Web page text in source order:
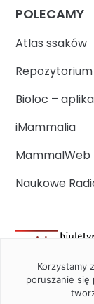
POLECAMY
Atlas ssaków
Bioloc –
iMammalia
MammalWeb
Naukowe
Korzystamy
poruszanie się